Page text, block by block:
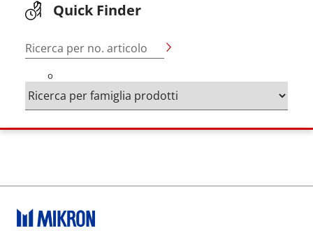
Quick Finder
Ricerca per no. articolo
o